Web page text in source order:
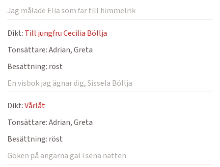
Jag målade Elia som far till himmelrik
Dikt: Till jungfru Cecilia Böllja
Tonsättare:Adrian, Greta
Besättning: röst
En visbok jag ägnar dig, Sissela Böllja
Dikt:Vårlåt
Tonsättare:Adrian, Greta
Besättning: röst
Göken på ängarna gal i sena natten